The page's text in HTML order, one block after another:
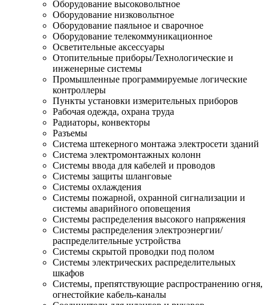
Оборудование высоковольтное
Оборудование низковольтное
Оборудование паяльное и сварочное
Оборудование телекоммуникационное
Осветительные аксессуары
Отопительные приборы/Технологические и
инженерные системы
Промышленные программируемые логические
контроллеры
Пункты установки измерительных приборов
Рабочая одежда, охрана труда
Радиаторы, конвекторы
Разъемы
Система штекерного монтажа электросети зданий
Система электромонтажных колонн
Системы ввода для кабелей и проводов
Системы защиты шланговые
Системы охлаждения
Системы пожарной, охранной сигнализации и
системы аварийного оповещения
Системы распределения высокого напряжения
Системы распределения электроэнергии/
распределительные устройства
Системы скрытой проводки под полом
Системы электрических распределительных
шкафов
Системы, препятствующие распространению огня,
огнестойкие кабель-каналы